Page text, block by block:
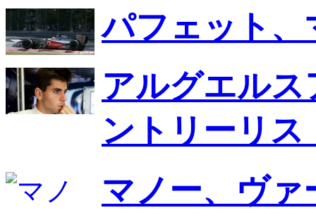
パフェット、
アルグエル
ントリーリ
マノー、ヴ